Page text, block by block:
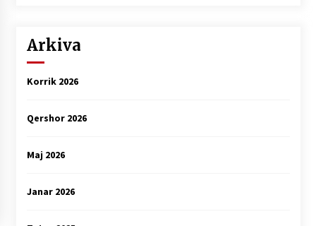
Arkiva
Korrik 2026
Qershor 2026
Maj 2026
Janar 2026